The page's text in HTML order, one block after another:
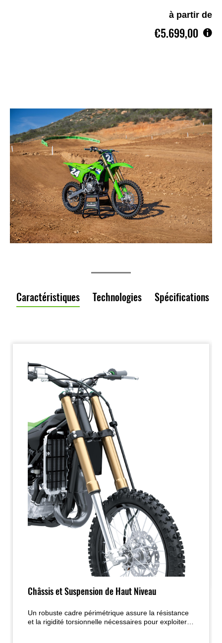
à partir de
€5.699,00
Caractéristiques Technologies Spécifications
Châssis et Suspension de Haut Niveau
Un robuste cadre périmétrique assure la résistance
et la rigidité torsionnelle nécessaires pour exploiter